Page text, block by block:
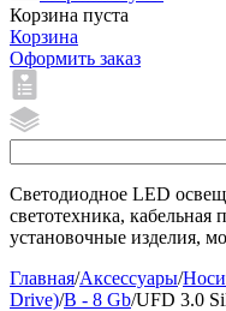
Корзина пуста
Корзина
Оформить заказ
Светодиодное LED
светотехника,
установочные изделия,
Главная/Аксессуары/
Drive)/B - 8 Gb/UFD 3.0